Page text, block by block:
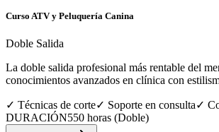
Curso ATV y Peluquería Canina
Doble Salida
La doble salida profesional más rentable del
conocimientos avanzados en clínica con
✓ Técnicas de corte✓ Soporte en consulta✓
DURACIÓN550 horas (Doble)